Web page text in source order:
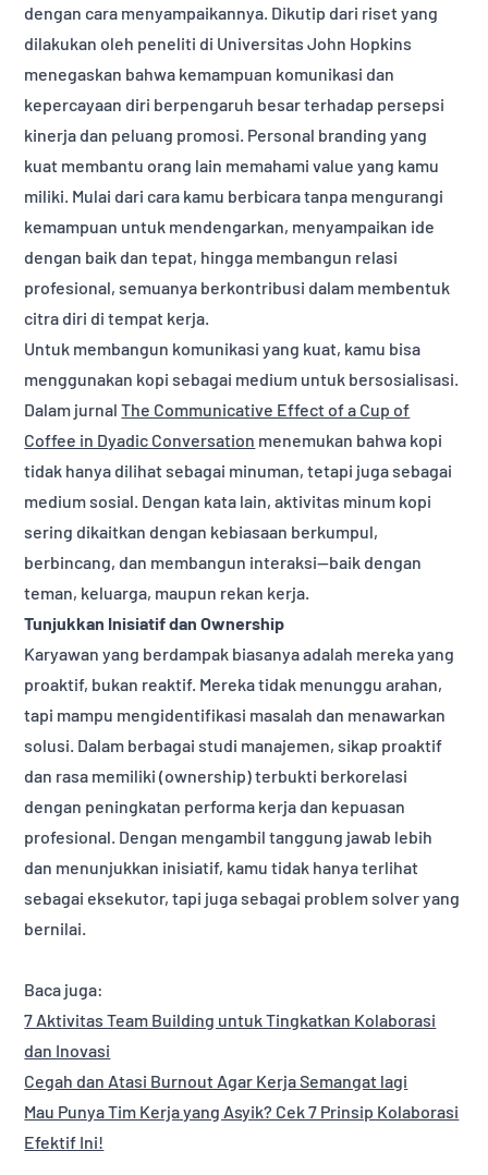
dengan cara menyampaikannya. Dikutip dari riset yang
dilakukan oleh peneliti di Universitas John Hopkins
menegaskan bahwa kemampuan komunikasi dan
kepercayaan diri berpengaruh besar terhadap persepsi
kinerja dan peluang promosi. Personal branding yang
kuat membantu orang lain memahami value yang kamu
miliki. Mulai dari cara kamu berbicara tanpa mengurangi
kemampuan untuk mendengarkan, menyampaikan ide
dengan baik dan tepat, hingga membangun relasi
profesional, semuanya berkontribusi dalam membentuk
citra diri di tempat kerja.
Untuk membangun komunikasi yang kuat, kamu bisa
menggunakan kopi sebagai medium untuk bersosialisasi.
Dalam jurnalThe Communicative Effect of a Cup of
Coffee in Dyadic Conversation menemukan bahwa kopi
tidak hanya dilihat sebagai minuman, tetapi juga sebagai
medium sosial. Dengan kata lain, aktivitas minum kopi
sering dikaitkan dengan kebiasaan berkumpul,
berbincang, dan membangun interaksi—baik dengan
teman, keluarga, maupun rekan kerja.
Tunjukkan Inisiatif dan Ownership
Karyawan yang berdampak biasanya adalah mereka yang
proaktif, bukan reaktif. Mereka tidak menunggu arahan,
tapi mampu mengidentifikasi masalah dan menawarkan
solusi. Dalam berbagai studi manajemen, sikap proaktif
dan rasa memiliki (ownership) terbukti berkorelasi
dengan peningkatan performa kerja dan kepuasan
profesional. Dengan mengambil tanggung jawab lebih
dan menunjukkan inisiatif, kamu tidak hanya terlihat
sebagai eksekutor, tapi juga sebagai problem solver yang
bernilai.
Baca juga:
7 Aktivitas Team Building untuk Tingkatkan Kolaborasi
dan Inovasi
Cegah dan Atasi Burnout Agar Kerja Semangat lagi
Mau Punya Tim Kerja yang Asyik? Cek 7 Prinsip Kolaborasi
Efektif Ini!